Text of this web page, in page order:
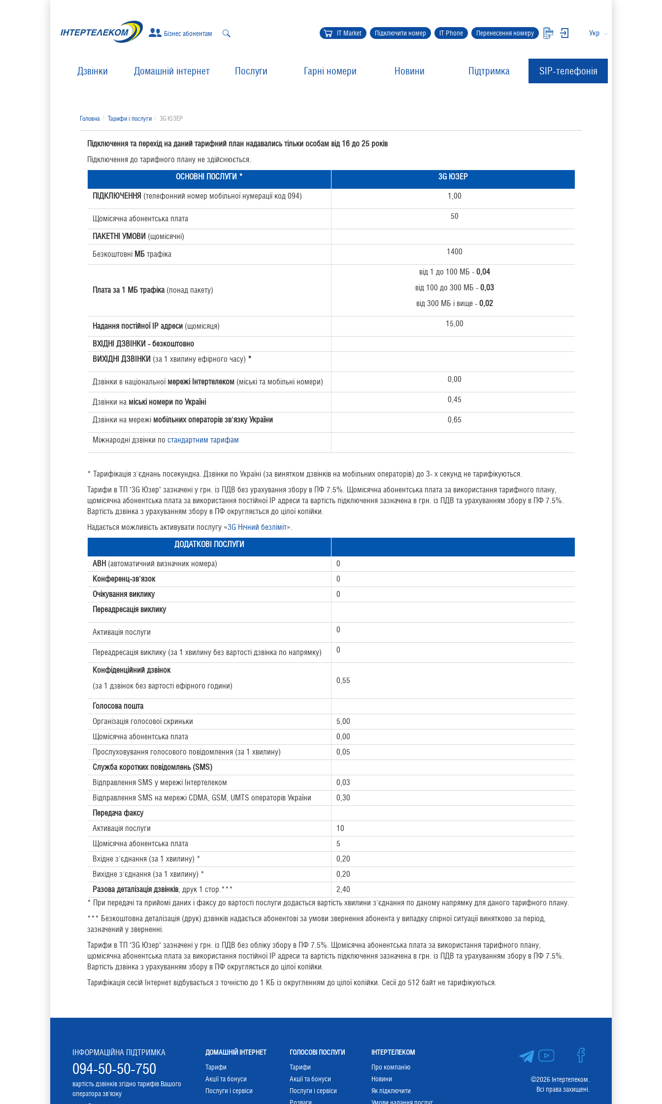
Бізнес абонентам IT Market Підключити номер IT Phone Перенесення номеру Укр
Дзвінки Домашній інтернет Послуги Гарні номери Новини Підтримка SIP-телефонія
Головна Тарифи і послуги 3G ЮЗЕР
Підключення та перехід на даний тарифний план надавались тільки особам від 16 до 25 років
Підключення до тарифного плану не здійснюється.
ОСНОВНІ ПОСЛУГИ *
3G ЮЗЕР
ПІДКЛЮЧЕННЯ (телефонний номер мобільної нумерації код 094) 1,00
Щомісячна абонентська плата 50
ПАКЕТНІ УМОВИ (щомісячні)
Безкоштовні МБ трафіка 1400
Плата за 1 МБ трафіка(понад пакету)
від 1 до 100 МБ - 0,04
від 100 до 300 МБ - 0,03
від 300 МБ і вище - 0,02
Надання постійної ІP адреси (щомісяця) 15,00
ВХІДНІ ДЗВІНКИ -безкоштовно
ВИХІДНІ ДЗВІНКИ (за 1 хвилину ефірного часу) *
Дзвінки в національної мережі Інтертелеком (міські та мобільні номери) 0,00
Дзвінки на міські номери по Україні 0,45
Дзвінки на мережі мобільних операторів зв'язку України 0,65
Міжнародні дзвінки по стандартним тарифам
* Тарифікація з'єднань посекундна. Дзвінки по Україні (за винятком дзвінків на мобільних операторів) до 3- х секунд не тарифікуються.
Тарифи в ТП "3G Юзер" зазначені у грн. із ПДВ без урахування збору в ПФ 7.5%. Щомісячна абонентська плата за використання тарифного плану,
щомісячна абонентська плата за використання постійної ІP адреси та вартість підключення зазначена в грн. із ПДВ та урахуванням збору в ПФ 7.5%.
Вартість дзвінка з урахуванням збору в ПФ округляється до цілої копійки.
Надається можливість активувати послугу «3G Нічний безліміт».
ДОДАТКОВІ ПОСЛУГИ
АВН (автоматичний визначник номера)
0
Конференц-зв'язок
0
Очікування виклику
0
Переадресація виклику
Активація послуги 0
Переадресація виклику (за 1 хвилину без вартості дзвінка по напрямку) 0
Конфіденційний дзвінок
(за 1 дзвінок без вартості ефірного години)
0,55
Голосова пошта
Організація голосової скриньки
5,00
Щомісячна абонентська плата
0,00
Прослуховування голосового повідомлення (за 1 хвилину)
0,05
Служба коротких повідомлень (SMS)
Відправлення SMS у мережі Інтертелеком
0,03
Відправлення SMS на мережі CDMA, GSM, UMTS операторів України
0,30
Передача факсу
Активація послуги
10
Щомісячна абонентська плата
5
Вхідне з'єднання (за 1 хвилину) *
0,20
Вихідне з'єднання (за 1 хвилину) *
0,20
Разова деталізація дзвінків, друк 1 стор.***
2,40
* При передачі та прийомі даних і факсу до вартості послуги додається вартість хвилини з'єднання по даному напрямку для даного тарифного плану.
*** Безкоштовна деталізація (друк) дзвінків надається абонентові за умови звернення абонента у випадку спірної ситуації винятково за період,
зазначений у зверненні.
Тарифи в ТП "3G Юзер" зазначені у грн. із ПДВ без обліку збору в ПФ 7.5%. Щомісячна абонентська плата за використання тарифного плану,
щомісячна абонентська плата за використання постійної ІP адреси та вартість підключення зазначена в грн. із ПДВ та урахуванням збору в ПФ 7.5%.
Вартість дзвінка з урахуванням збору в ПФ округляється до цілої копійки.
Тарифікація сесій Інтернет відбувається з точністю до 1 КБ із округленням до цілої копійки. Сесії до 512 байт не тарифікуються.
©2026 Інтертелеком.
Всі права захищені.
ІНФОРМАЦІЙНА ПІДТРИМКА
094-50-50-750
вартість дзвінків згідно тарифів Вашого
оператора зв'язку
ДОМАШНІЙ ІНТЕРНЕТ
Тарифи
Акції та бонуси
Послуги і сервіси
ГОЛОСОВІ ПОСЛУГИ
Тарифи
Акції та бонуси
Послуги і сервіси
ІНТЕРТЕЛЕКОМ
Про компанію
Новини
Як підключити